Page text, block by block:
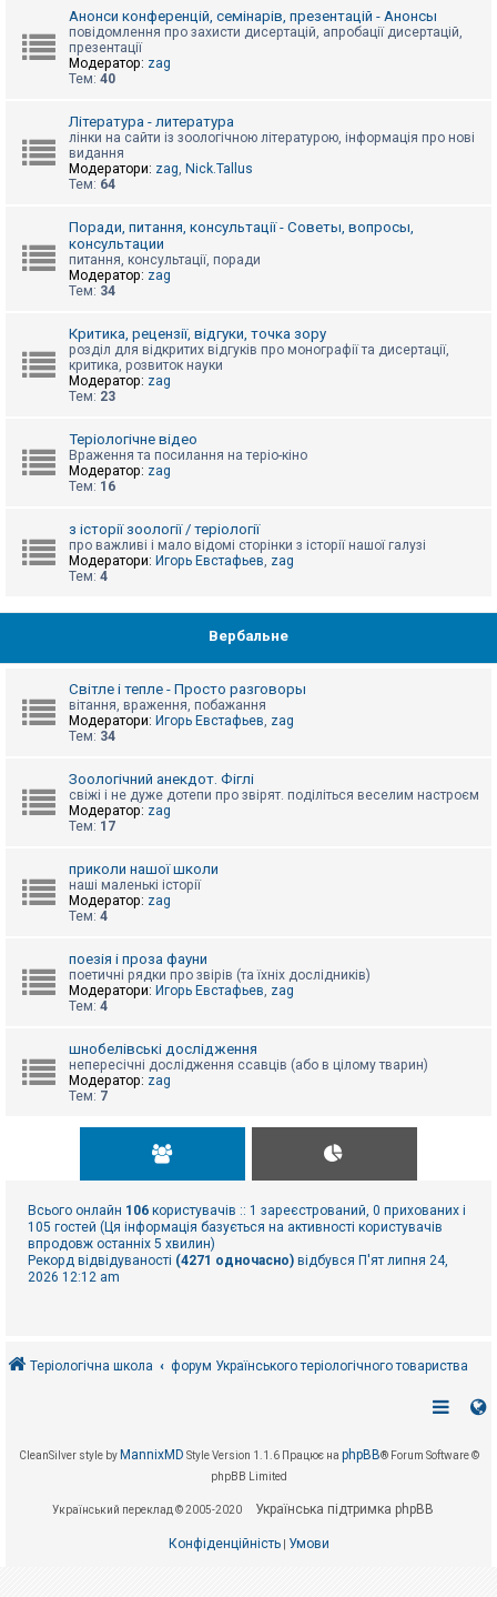
П
м
о
г
Анонси конференцій, семінарів, презентацій - Анонсы
повідомлення про захисти дисертацій, апробації дисертацій,
презентації
Модератор: zag
Тем: 40
Література - литература
лінки на сайти із зоологічною літературою, інформація про нові
видання
Модератори: zag, Nick.Tallus
Тем: 64
Поради, питання, консультації - Советы, вопросы,
консультации
питання, консультації, поради
Модератор: zag
Тем: 34
Критика, рецензії, відгуки, точка зору
розділ для відкритих відгуків про монографії та дисертації,
критика, розвиток науки
Модератор: zag
Тем: 23
Теріологічне відео
Враження та посилання на теріо-кіно
Модератор: zag
Тем: 16
з історії зоології / теріології
про важливі і мало відомі сторінки з історії нашої галузі
Модератори: Игорь Евстафьев, zag
Тем: 4
Вербальне
Світле і тепле - Просто разговоры
вітання, враження, побажання
Модератори: Игорь Евстафьев, zag
Тем: 34
Зоологічний анекдот. Фіглі
свіжі і не дуже дотепи про звірят. поділіться веселим настроєм
Модератор: zag
Тем: 17
приколи нашої школи
наші маленькі історії
Модератор: zag
Тем: 4
поезія і проза фауни
поетичні рядки про звірів (та їхніх дослідників)
Модератори: Игорь Евстафьев, zag
Тем: 4
шнобелівські дослідження
непересічні дослідження ссавців (або в цілому тварин)
Модератор: zag
Тем: 7
Всього онлайн 106 користувачів :: 1 зареєстрований, 0 прихованих і
105 гостей (Ця інформація базується на активності користувачів
впродовж останніх 5 хвилин)
Рекорд відвідуваності (4271 одночасно) відбувся П'ят липня 24,
2026 12:12 am
Теріологічна школа форум Українського теріологічного товариства
CleanSilver style by MannixMD Style Version 1.1.6 Працює на phpBB® Forum Software ©
phpBB Limited
Український переклад © 2005-2020 Українська підтримка phpBB
Конфіденційність| Умови